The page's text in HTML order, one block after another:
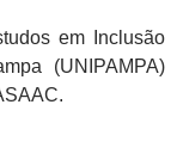
em Inclusão
(UNIPAMPA)